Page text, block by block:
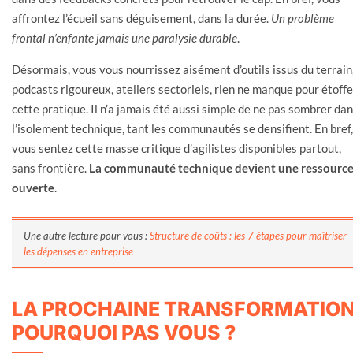
affrontez l’écueil sans déguisement, dans la durée. Un problème
frontal n’enfante jamais une paralysie durable.
Désormais, vous vous nourrissez aisément d’outils issus du
podcasts rigoureux, ateliers sectoriels, rien ne manque pour
cette pratique. Il n’a jamais été aussi simple de ne pas sombrer
l’isolement technique, tant les communautés se densifient. En bref,
vous sentez cette masse critique d’agilistes disponibles partout,
sans frontière. La communauté technique devient une ressource
ouverte.
Une autre lecture pour vous :Structure de coûts : les 7 étapes pour maîtriser
les dépenses en entreprise
LA PROCHAINE
POURQUOI PAS VOUS ?